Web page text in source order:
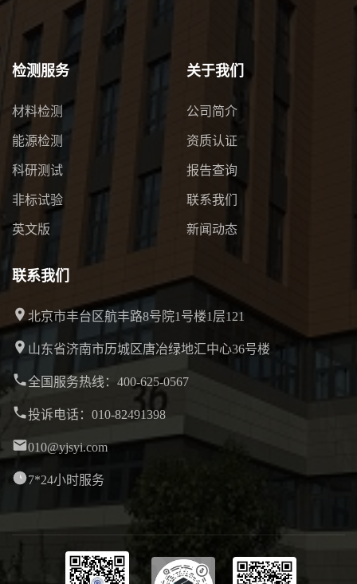
检测服务
材料检测
能源检测
科研测试
非标试验
英文版
关于我们
公司简介
资质认证
报告查询
联系我们
新闻动态
联系我们
北京市丰台区航丰路8号院1号楼1层121
山东省济南市历城区唐冶绿地汇中心36号楼
全国服务热线：400-625-0567
投诉电话：010-82491398
010@yjsyi.com
7*24小时服务